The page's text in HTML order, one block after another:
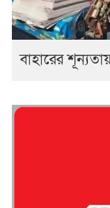
বাহারের